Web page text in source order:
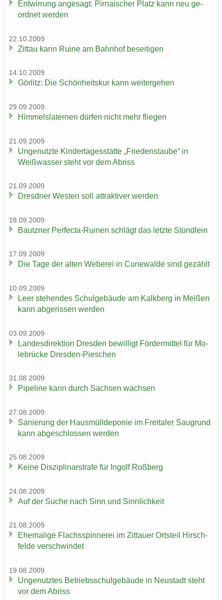
Ent­wir­rung an­ge­sagt: Pir­na­i­scher Platz kann neu ge­
ord­net wer­den
22.10.2009
Zit­tau kann Ruine am Bahn­hof be­sei­ti­gen
14.10.2009
Gör­litz: Die Schön­heits­kur kann wei­ter­ge­hen
29.09.2009
Him­mels­la­ter­nen dür­fen nicht mehr flie­gen
21.09.2009
Un­ge­nutz­te Kin­der­ta­ges­stät­te „Frie­dens­tau­be“ in
Weiß­was­ser steht vor dem Ab­riss
21.09.2009
Dresd­ner Wes­ten soll at­trak­ti­ver wer­den
18.09.2009
Bautz­ner Perfecta-​Ruinen schlägt das letz­te Stünd­lein
17.09.2009
Die Tage der alten We­be­rei in Cu­n­e­wal­de sind ge­zählt
10.09.2009
Leer ste­hen­des Schul­ge­bäu­de am Kalk­berg in Mei­ßen
kann ab­ge­ris­sen wer­den
03.09.2009
Lan­des­di­rek­ti­on Dres­den be­wil­ligt För­der­mit­tel für Mo­
le­brü­cke Dresden-​Pieschen
31.08.2009
Pipe­line kann durch Sach­sen wach­sen
27.08.2009
Sa­nie­rung der Haus­müll­de­po­nie im Frei­ta­ler Saugrund
kann ab­ge­schlos­sen wer­den
25.08.2009
Keine Dis­zi­pli­nar­stra­fe für In­golf Roß­berg
24.08.2009
Auf der Suche nach Sinn und Sinn­lich­keit
21.08.2009
Ehe­ma­li­ge Flachs­spin­ne­rei im Zit­tau­er Orts­teil Hirsch­
fel­de ver­schwin­det
19.08.2009
Un­ge­nutz­tes Be­triebs­schul­ge­bäu­de in Neu­stadt steht
vor dem Ab­riss